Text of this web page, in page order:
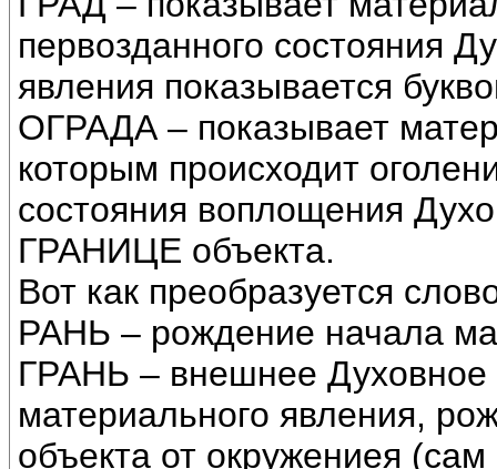
первозданного состояния
явления показывается
ОГРАДА – показывает
которым происходит
состояния воплощения
ГРАНИЦЕ объекта.
Вот как преобразуется
РАНЬ – рождение начала
ГРАНЬ – внешнее
материального явления,
объекта от окружениея